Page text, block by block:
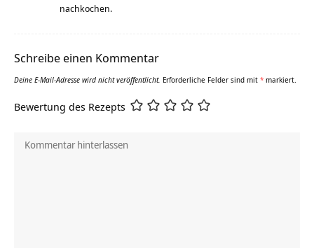
nachkochen.
Schreibe einen Kommentar
Deine E-Mail-Adresse wird nicht veröffentlicht. Erforderliche Felder sind mit * markiert.
Bewertung des Rezepts